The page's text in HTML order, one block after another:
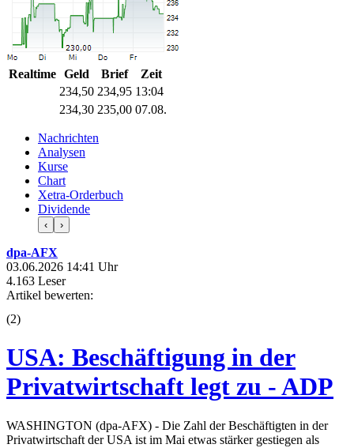
Realtime Geld Brief
Zeit
234,50 234,95 13:04
234,30 235,00 07.08.
Nachrichten
Analysen
Kurse
Chart
Xetra-Orderbuch
Dividende
‹ ›
dpa-AFX
03.06.2026 14:41 Uhr
4.163 Leser
Artikel bewerten:
(2)
USA: Beschäftigung in der
Privatwirtschaft legt zu - ADP
WASHINGTON (dpa-AFX) - Die Zahl der Beschäftigten in der
Privatwirtschaft der USA ist im Mai etwas stärker gestiegen als